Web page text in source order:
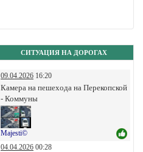
СИТУАЦИЯ НА ДОРОГАХ
09.04.2026 16:20
Камера на пешехода на Перекопской
- Коммуны
Majesti©
04.04.2026 00:28